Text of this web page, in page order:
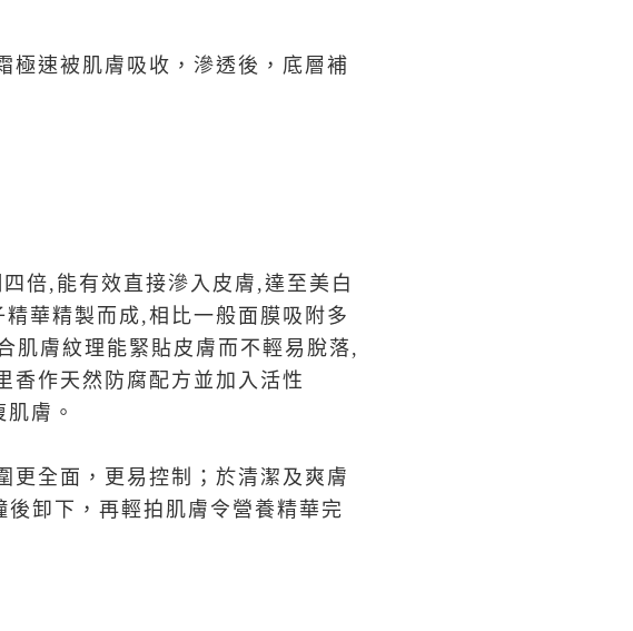
極速被肌膚吸收，滲透後，底層補
倍,能有效直接滲入皮膚,達至美白
華精製而成,相比一般面膜吸附多
肌膚紋理能緊貼皮膚而不輕易脫落,
香作天然防腐配方並加入活性
膚。
更全面，更易控制；於清潔及爽膚
卸下，再輕拍肌膚令營養精華完